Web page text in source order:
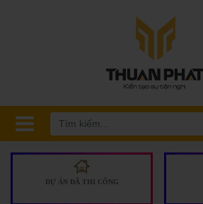
DỰ ÁN ĐÃ THI CÔNG